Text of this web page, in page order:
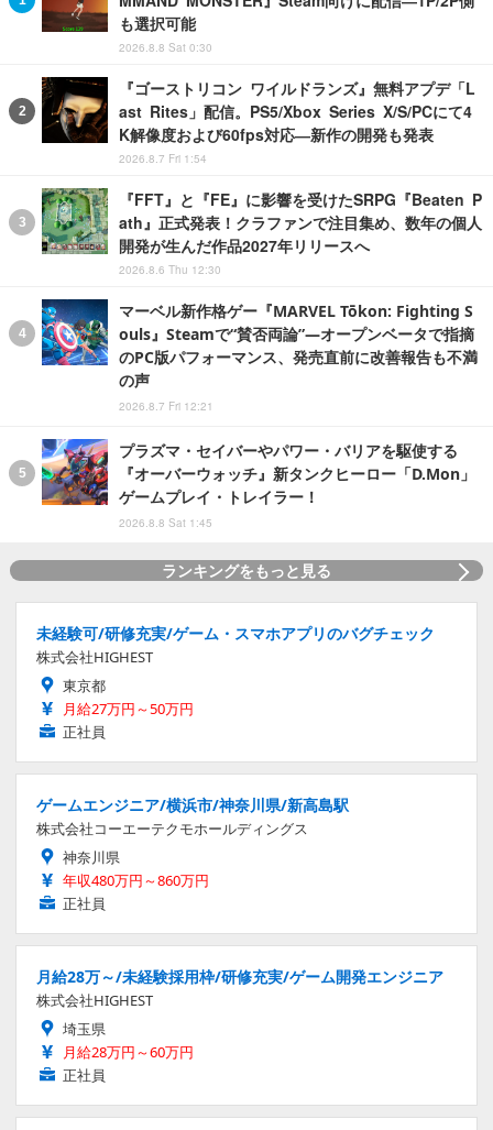
も選択可能
2026.8.8 Sat 0:30
『ゴーストリコン ワイルドランズ』無料アプデ「L
ast Rites」配信。PS5/Xbox Series X/S/PCにて4
K解像度および60fps対応―新作の開発も発表
2026.8.7 Fri 1:54
『FFT』と『FE』に影響を受けたSRPG『Beaten P
ath』正式発表！クラファンで注目集め、数年の個人
開発が生んだ作品2027年リリースへ
2026.8.6 Thu 12:30
マーベル新作格ゲー『MARVEL Tōkon: Fighting S
ouls』Steamで“賛否両論”―オープンベータで指摘
のPC版パフォーマンス、発売直前に改善報告も不満
の声
2026.8.7 Fri 12:21
プラズマ・セイバーやパワー・バリアを駆使する
『オーバーウォッチ』新タンクヒーロー「D.Mon」
ゲームプレイ・トレイラー！
2026.8.8 Sat 1:45
ランキングをもっと見る
未経験可/研修充実/ゲーム・スマホアプリのバグチェック
株式会社HIGHEST
東京都
月給27万円～50万円
正社員
ゲームエンジニア/横浜市/神奈川県/新高島駅
株式会社コーエーテクモホールディングス
神奈川県
年収480万円～860万円
正社員
月給28万～/未経験採用枠/研修充実/ゲーム開発エンジニア
株式会社HIGHEST
埼玉県
月給28万円～60万円
正社員